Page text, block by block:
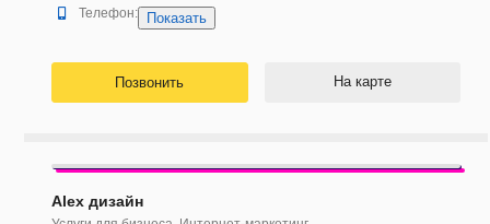
Телефон:
Показать
Позвонить На карте
Alex дизайн